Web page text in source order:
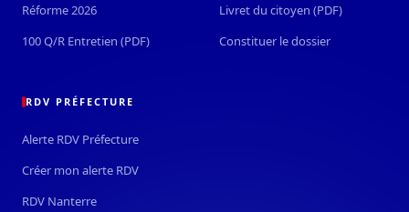
Réforme 2026
100 Q/R Entretien (PDF)
Livret du citoyen (PDF)
Constituer le dossier
RDV PRÉFECTURE
Alerte RDV Préfecture
Créer mon alerte RDV
RDV Nanterre